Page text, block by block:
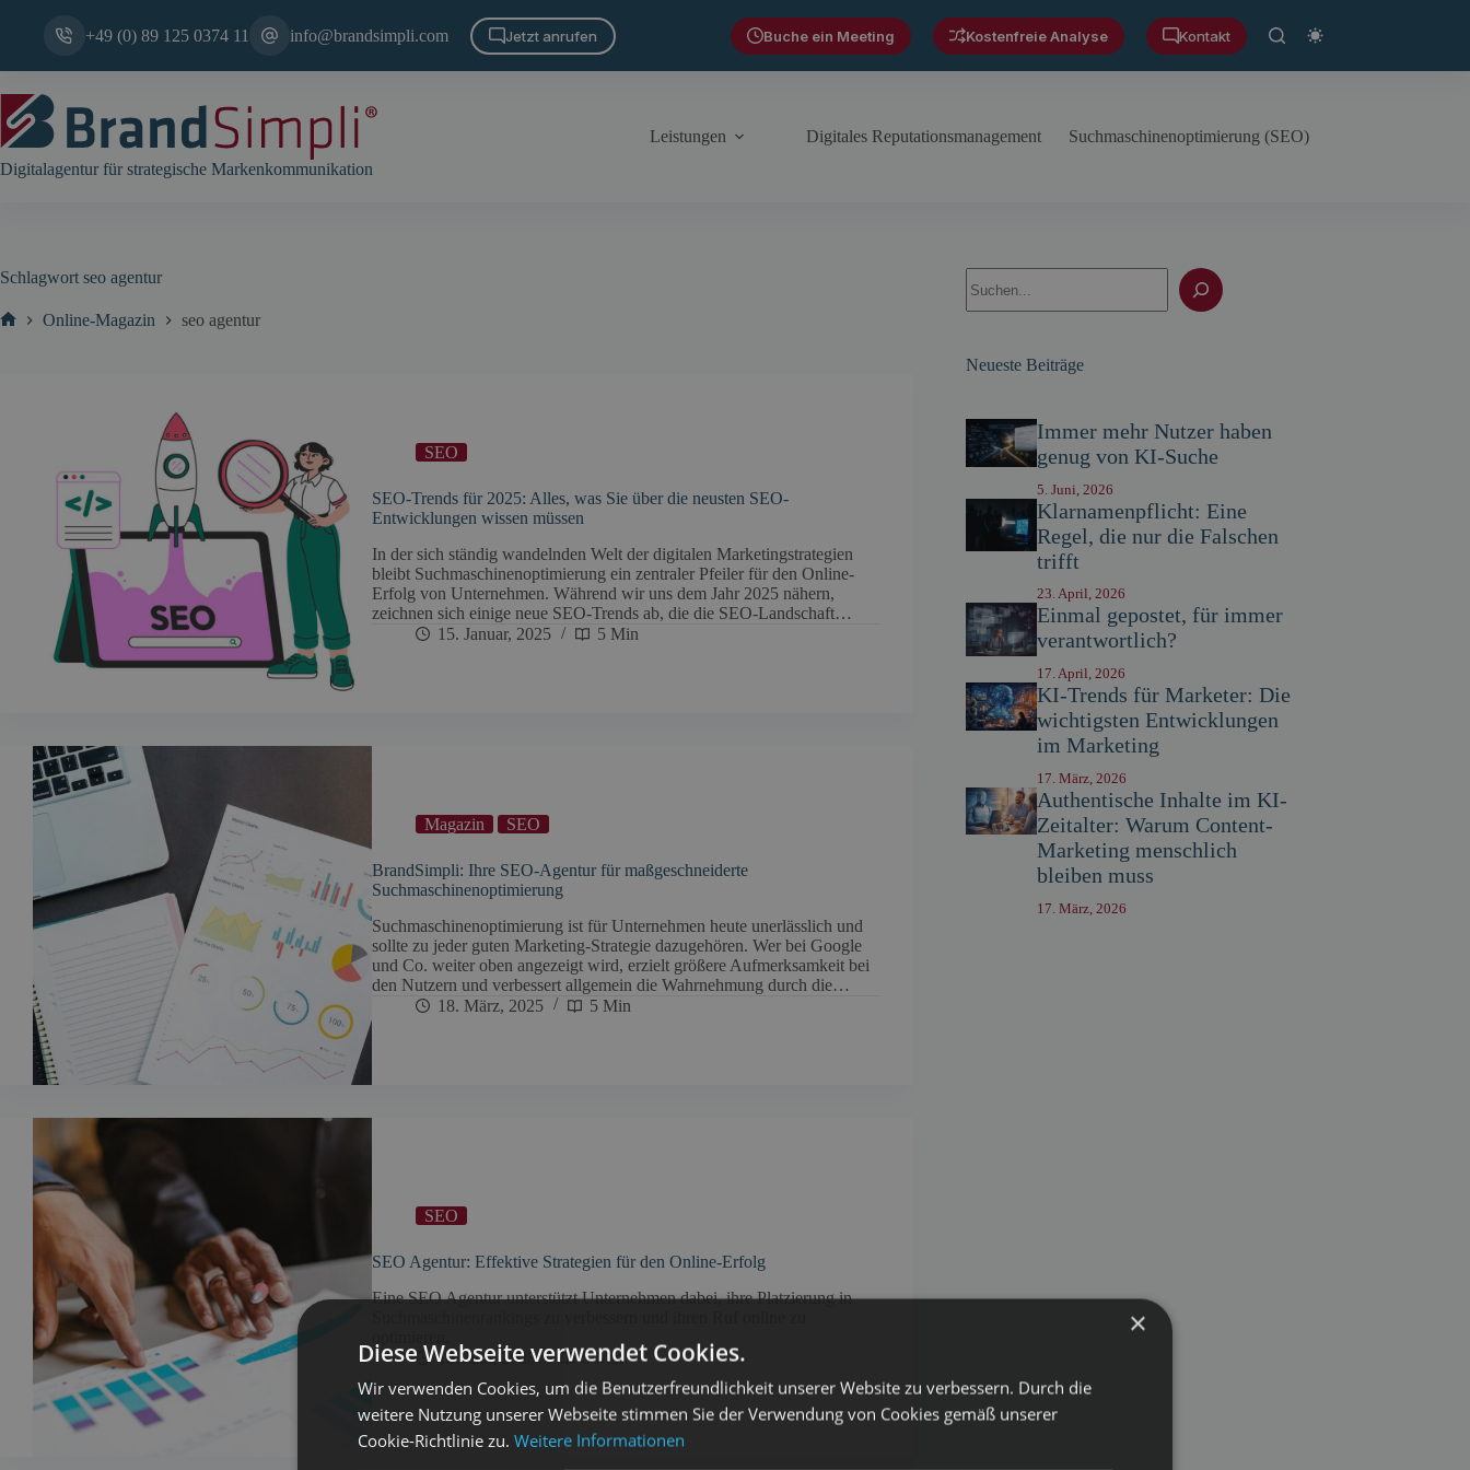
+49 (0) 89 125 0374 11 info@brandsimpli.com Jetzt anrufen Buche ein Meeting Kostenfreie Analyse Kontakt
Digitalagentur für strategische Markenkommunikation
Leistungen Digitales Reputationsmanagement Suchmaschinenoptimierung (SEO)
Schlagwort seo agentur
Online-Magazin seo agentur
SEO
SEO-Trends für 2025: Alles, was Sie über die neusten SEO-
Entwicklungen wissen müssen
In der sich ständig wandelnden Welt der digitalen Marketingstrategien
bleibt Suchmaschinenoptimierung ein zentraler Pfeiler für den Online-
Erfolg von Unternehmen. Während wir uns dem Jahr 2025 nähern,
zeichnen sich einige neue SEO-Trends ab, die die SEO-Landschaft…
15. Januar, 2025
5 Min
Magazin SEO
BrandSimpli: Ihre SEO-Agentur für maßgeschneiderte
Suchmaschinenoptimierung
Suchmaschinenoptimierung ist für Unternehmen heute unerlässlich und
sollte zu jeder guten Marketing-Strategie dazugehören. Wer bei Google
und Co. weiter oben angezeigt wird, erzielt größere Aufmerksamkeit bei
den Nutzern und verbessert allgemein die Wahrnehmung durch die…
18. März, 2025
5 Min
SEO
SEO Agentur: Effektive Strategien für den Online-Erfolg
Eine SEO Agentur unterstützt Unternehmen dabei, ihre Platzierung in
18. Juni, 2025
5 Min
Neueste Beiträge
Immer mehr Nutzer haben
genug von KI-Suche
5. Juni, 2026
Klarnamenpflicht: Eine
Regel, die nur die Falschen
trifft
23. April, 2026
Einmal gepostet, für immer
verantwortlich?
17. April, 2026
KI-Trends für Marketer: Die
wichtigsten Entwicklungen
im Marketing
17. März, 2026
Authentische Inhalte im KI-
Zeitalter: Warum Content-
Marketing menschlich
bleiben muss
17. März, 2026
×
Diese Webseite verwendet Cookies.
Wir verwenden Cookies, um die Benutzerfreundlichkeit unserer Website zu verbessern. Durch die
weitere Nutzung unserer Webseite stimmen Sie der Verwendung von Cookies gemäß unserer
Cookie-Richtlinie zu. Weitere Informationen